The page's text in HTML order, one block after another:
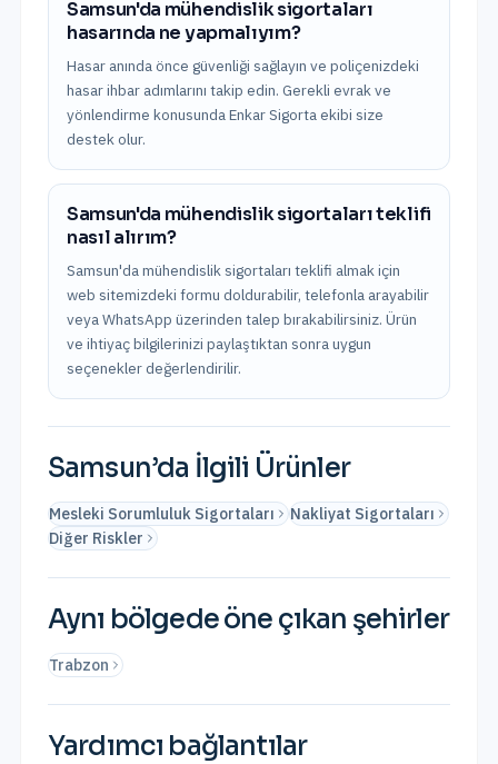
Samsun'da mühendislik sigortaları
hasarında ne yapmalıyım?
Hasar anında önce güvenliği sağlayın ve poliçenizdeki
hasar ihbar adımlarını takip edin. Gerekli evrak ve
yönlendirme konusunda Enkar Sigorta ekibi size
destek olur.
Samsun'da mühendislik sigortaları teklifi
nasıl alırım?
Samsun'da mühendislik sigortaları teklifi almak için
web sitemizdeki formu doldurabilir, telefonla arayabilir
veya WhatsApp üzerinden talep bırakabilirsiniz. Ürün
ve ihtiyaç bilgilerinizi paylaştıktan sonra uygun
seçenekler değerlendirilir.
Samsun’da İlgili Ürünler
Mesleki Sorumluluk Sigortaları
Nakliyat Sigortaları
Diğer Riskler
Aynı bölgede öne çıkan şehirler
Trabzon
Yardımcı bağlantılar